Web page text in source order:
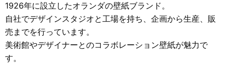
1926年に設立したオランダの壁紙ブランド。
自社でデザインスタジオと工場を持ち、企画から生産、販
売までを行っています。
美術館やデザイナーとのコラボレーション壁紙が魅力で
す。